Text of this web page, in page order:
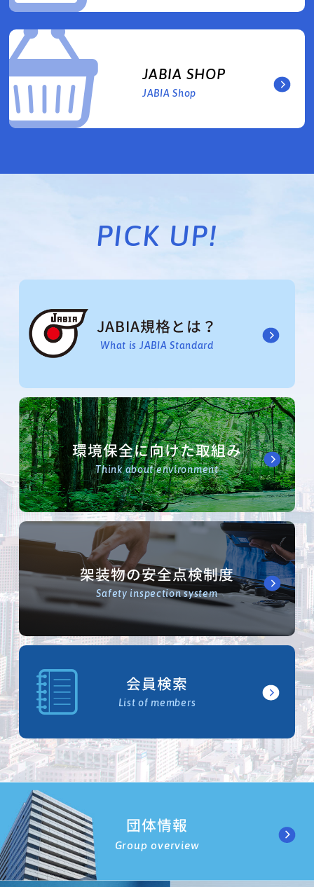
JABIA SHOP
JABIA Shop
PICK UP!
JABIA規格とは？
What is JABIA Standard
環境保全に向けた取組み
Think about environment
架装物の安全点検制度
Safety inspection system
会員検索
List of members
団体情報
Group overview